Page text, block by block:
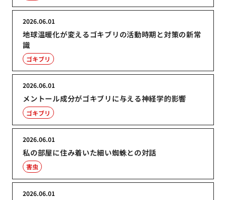
地球温暖化が変えるゴキブリの活動時期と対策の新常
識
2026.06.01
ゴキブリ
メントール成分がゴキブリに与える神経学的影響
2026.06.01
ゴキブリ
私の部屋に住み着いた細い蜘蛛との対話
2026.06.01
害虫
2026.06.01